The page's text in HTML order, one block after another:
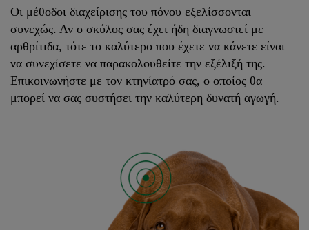
Οι μέθοδοι διαχείρισης του πόνου εξελίσσονται
συνεχώς. Αν ο σκύλος σας έχει ήδη διαγνωστεί με
αρθρίτιδα, τότε το καλύτερο που έχετε να κάνετε είναι
να συνεχίσετε να παρακολουθείτε την εξέλιξή της.
Επικοινωνήστε με τον κτηνίατρό σας, ο οποίος θα
μπορεί να σας συστήσει την καλύτερη δυνατή αγωγή.